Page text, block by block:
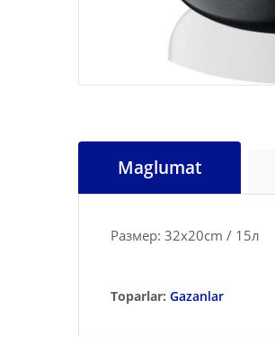
Maglumat
Размер: 32x20cm / 15л
Toparlar: Gazanlar